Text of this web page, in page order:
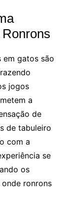
em gatos são
jogos
a
de
de tabuleiro
com a
se
os
ronrons